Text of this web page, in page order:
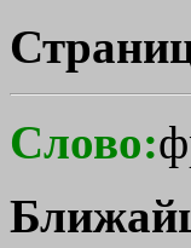
Слово: